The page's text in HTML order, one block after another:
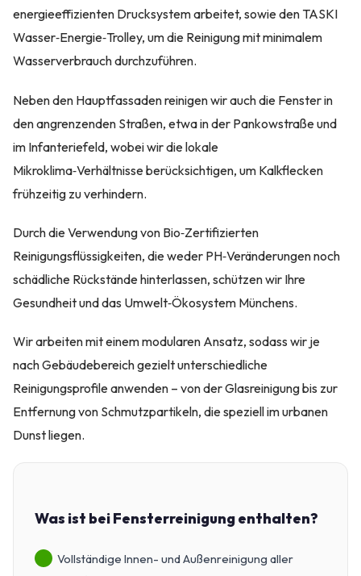
energieeffizienten Drucksystem arbeitet, sowie den TASKI
Wasser‑Energie‑Trolley, um die Reinigung mit minimalem
Wasserverbrauch durchzuführen.
Neben den Hauptfassaden reinigen wir auch die Fenster in
den angrenzenden Straßen, etwa in der Pankowstraße und
im Infanteriefeld, wobei wir die lokale
Mikroklima‑Verhältnisse berücksichtigen, um Kalkflecken
frühzeitig zu verhindern.
Durch die Verwendung von Bio‑Zertifizierten
Reinigungsflüssigkeiten, die weder PH‑Veränderungen noch
schädliche Rückstände hinterlassen, schützen wir Ihre
Gesundheit und das Umwelt‑Ökosystem Münchens.
Wir arbeiten mit einem modularen Ansatz, sodass wir je
nach Gebäudebereich gezielt unterschiedliche
Reinigungsprofile anwenden – von der Glasreinigung bis zur
Entfernung von Schmutzpartikeln, die speziell im urbanen
Dunst liegen.
Was ist bei Fensterreinigung enthalten?
Vollständige Innen- und Außenreinigung aller